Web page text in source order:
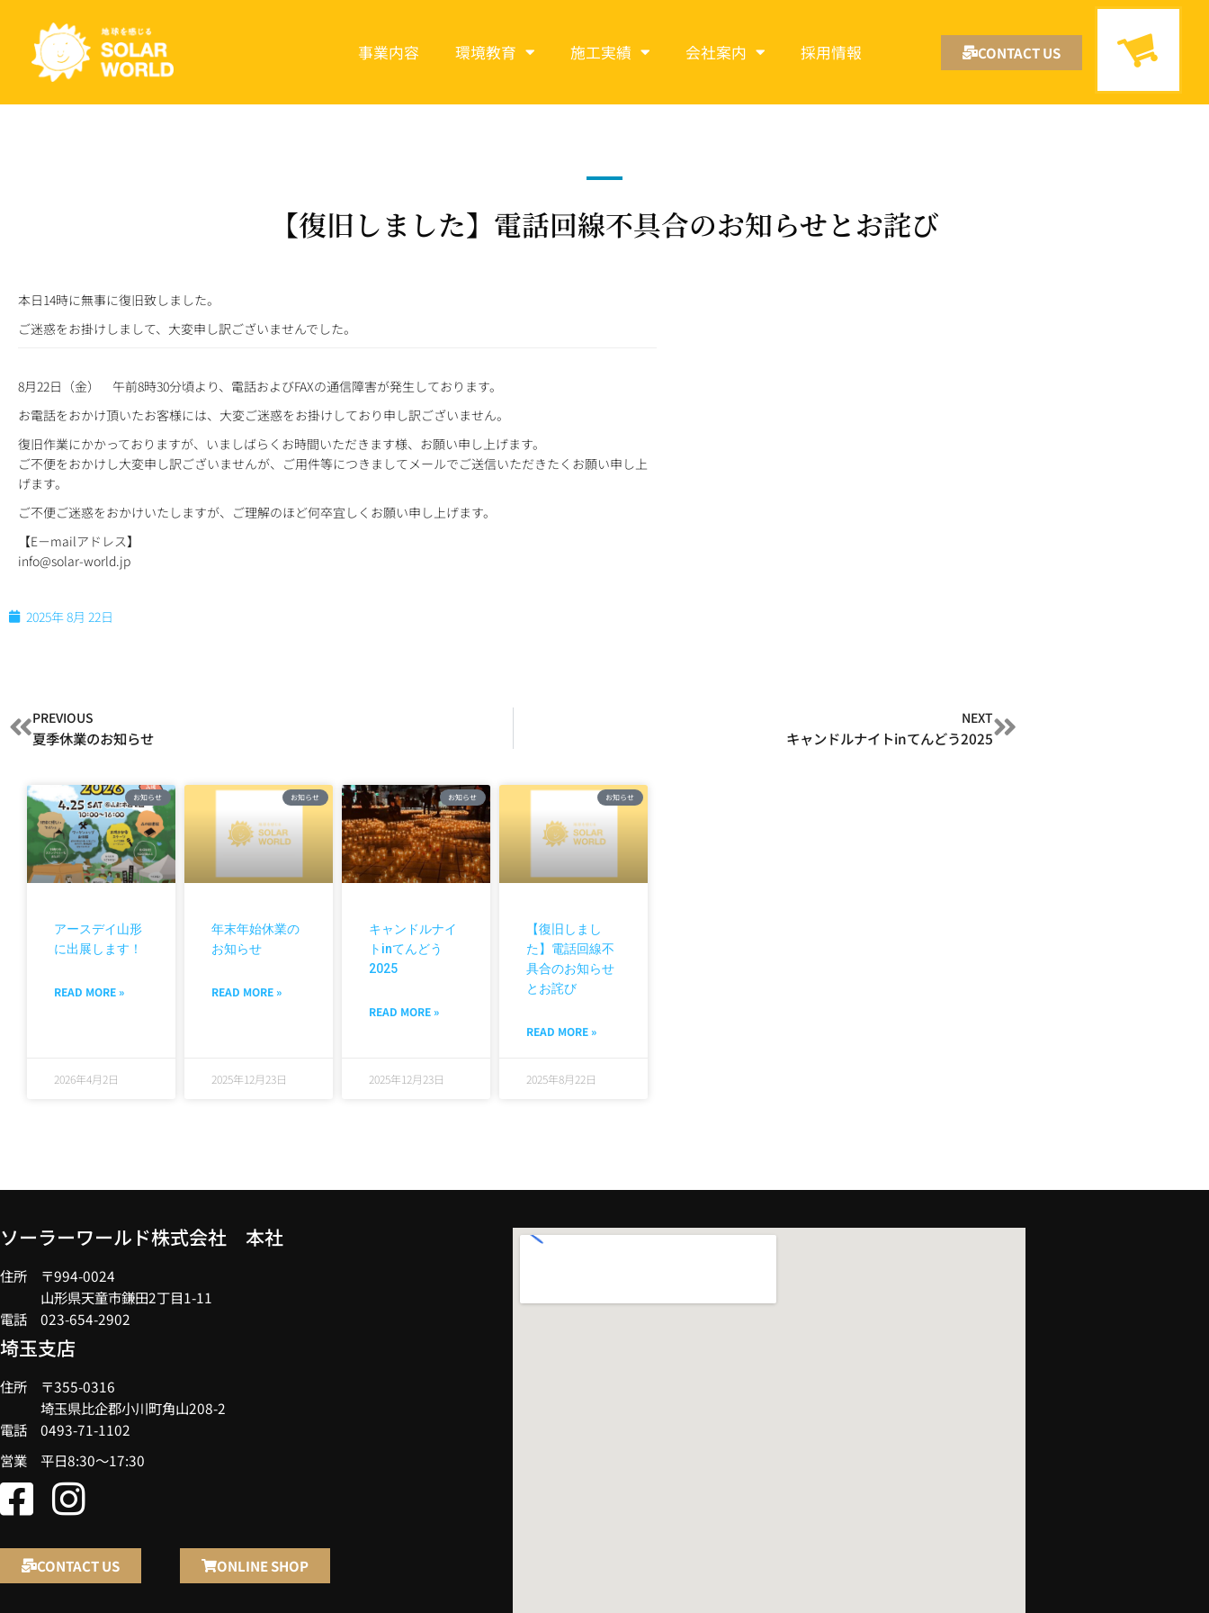
事業内容 環境教育 施工実績 会社案内 採用情報 CONTACT US
【復旧しました】電話回線不具合のお知らせとお詫び
本日14時に無事に復旧致しました。
ご迷惑をお掛けしまして、大変申し訳ございませんでした。
8月22日（金） 午前8時30分頃より、電話およびFAXの通信障害が発生しております。
お電話をおかけ頂いたお客様には、大変ご迷惑をお掛けしており申し訳ございません。
復旧作業にかかっておりますが、いましばらくお時間いただきます様、お願い申し上げます。
ご不便をおかけし大変申し訳ございませんが、ご用件等につきましてメールでご送信いただきたくお願い申し上
げます。
ご不便ご迷惑をおかけいたしますが、ご理解のほど何卒宜しくお願い申し上げます。
【E－mailアドレス】
info@solar-world.jp
2025年 8月 22日
PREVIOUS
夏季休業のお知らせ
NEXT
キャンドルナイトinてんどう2025
お知らせ
アースデイ山形
に出展します！
READ MORE »
2026年4月2日
お知らせ
年末年始休業の
お知らせ
READ MORE »
2025年12月23日
お知らせ
キャンドルナイ
トinてんどう
2025
READ MORE »
2025年12月23日
お知らせ
【復旧しまし
た】電話回線不
具合のお知らせ
とお詫び
READ MORE »
2025年8月22日
ソーラーワールド株式会社 本社
住所 〒994-0024
山形県天童市鎌田2丁目1-11
電話 023-654-2902
埼玉支店
住所 〒355-0316
埼玉県比企郡小川町角山208-2
電話 0493-71-1102
営業 平日8:30～17:30
CONTACT US ONLINE SHOP